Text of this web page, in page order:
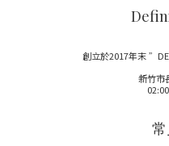
創立於2017年末
新竹市